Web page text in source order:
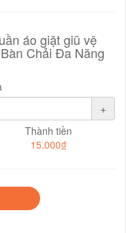
áo giặt giũ vệ
Chải Đa Năng
+
Thành tiền
15.000₫